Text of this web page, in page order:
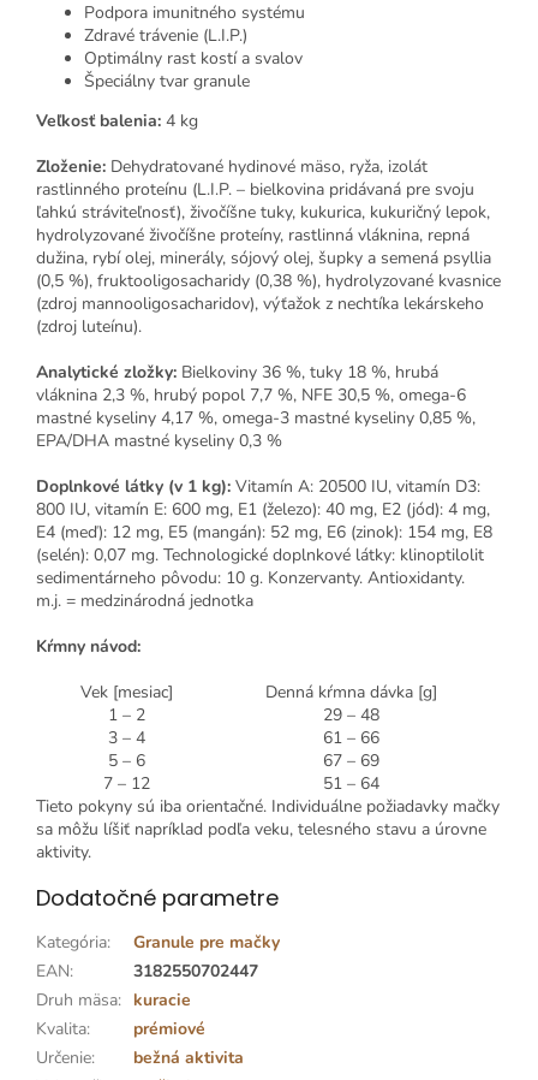
Podpora imunitného systému
Zdravé trávenie (L.I.P.)
Optimálny rast kostí a svalov
Špeciálny tvar granule
Veľkosť balenia: 4 kg
Zloženie: Dehydratované hydinové mäso, ryža, izolát
rastlinného proteínu (L.I.P. – bielkovina pridávaná pre svoju
ľahkú stráviteľnosť), živočíšne tuky, kukurica, kukuričný lepok,
hydrolyzované živočíšne proteíny, rastlinná vláknina, repná
dužina, rybí olej, minerály, sójový olej, šupky a semená psyllia
(0,5 %), fruktooligosacharidy (0,38 %), hydrolyzované kvasnice
(zdroj mannooligosacharidov), výťažok z nechtíka lekárskeho
(zdroj luteínu).
Analytické zložky: Bielkoviny 36 %, tuky 18 %, hrubá
vláknina 2,3 %, hrubý popol 7,7 %, NFE 30,5 %, omega-6
mastné kyseliny 4,17 %, omega-3 mastné kyseliny 0,85 %,
EPA/DHA mastné kyseliny 0,3 %
Doplnkové látky (v 1 kg): Vitamín A: 20500 IU, vitamín D3:
800 IU, vitamín E: 600 mg, E1 (železo): 40 mg, E2 (jód): 4 mg,
E4 (meď): 12 mg, E5 (mangán): 52 mg, E6 (zinok): 154 mg, E8
(selén): 0,07 mg. Technologické doplnkové látky: klinoptilolit
sedimentárneho pôvodu: 10 g. Konzervanty. Antioxidanty.
m.j. = medzinárodná jednotka
Kŕmny návod:
Vek [mesiac]
Denná kŕmna dávka [g]
1 – 2
29 – 48
3 – 4
61 – 66
5 – 6
67 – 69
7 – 12
51 – 64
Tieto pokyny sú iba orientačné. Individuálne požiadavky mačky
sa môžu líšiť napríklad podľa veku, telesného stavu a úrovne
aktivity.
Dodatočné parametre
Kategória:
Granule pre mačky
EAN:
3182550702447
Druh mäsa: kuracie
Kvalita:
prémiové
Určenie:
bežná aktivita